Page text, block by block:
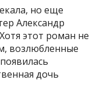
но еще
Александр
этот роман не
возлюбленные
дочь